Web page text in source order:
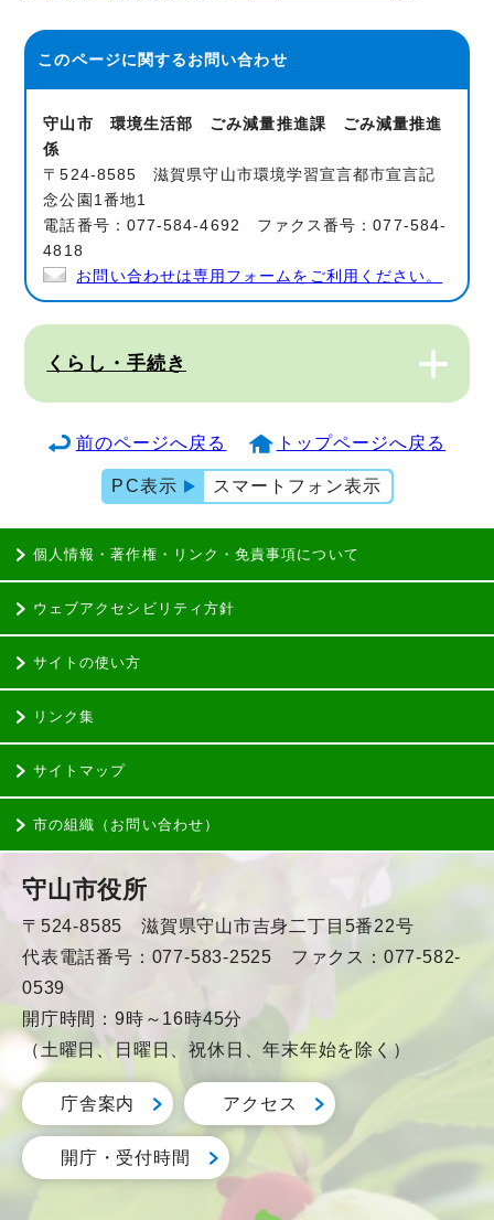
このページに関するお問い合わせ
守山市 環境生活部 ごみ減量推進課 ごみ減量推進
係
〒524-8585 滋賀県守山市環境学習宣言都市宣言記
念公園1番地1
電話番号：077-584-4692 ファクス番号：077-584-
4818
お問い合わせは専用フォームをご利用ください。
くらし・手続き
前のページへ戻る トップページへ戻る
PC表示 スマートフォン表示
個人情報・著作権・リンク・免責事項について
ウェブアクセシビリティ方針
サイトの使い方
リンク集
サイトマップ
市の組織（お問い合わせ）
守山市役所
〒524-8585 滋賀県守山市吉身二丁目5番22号
代表電話番号：077-583-2525 ファクス：077-582-
0539
開庁時間：9時～16時45分
（土曜日、日曜日、祝休日、年末年始を除く）
庁舎案内 アクセス
開庁・受付時間